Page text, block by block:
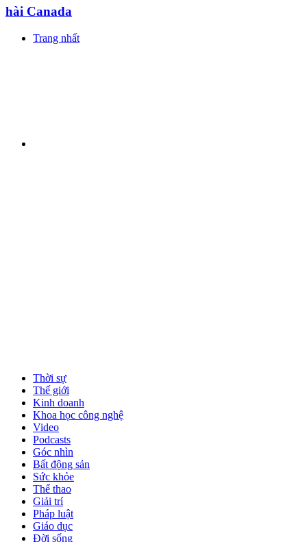
hài Canada
Trang nhất
Thời sự
Thế giới
Kinh doanh
Khoa học công nghệ
Video
Podcasts
Góc nhìn
Bất động sản
Sức khỏe
Thể thao
Giải trí
Pháp luật
Giáo dục
Đời sống